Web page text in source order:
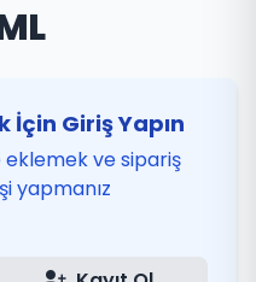
İçin Giriş Yapın
eklemek ve sipariş
yapmanız